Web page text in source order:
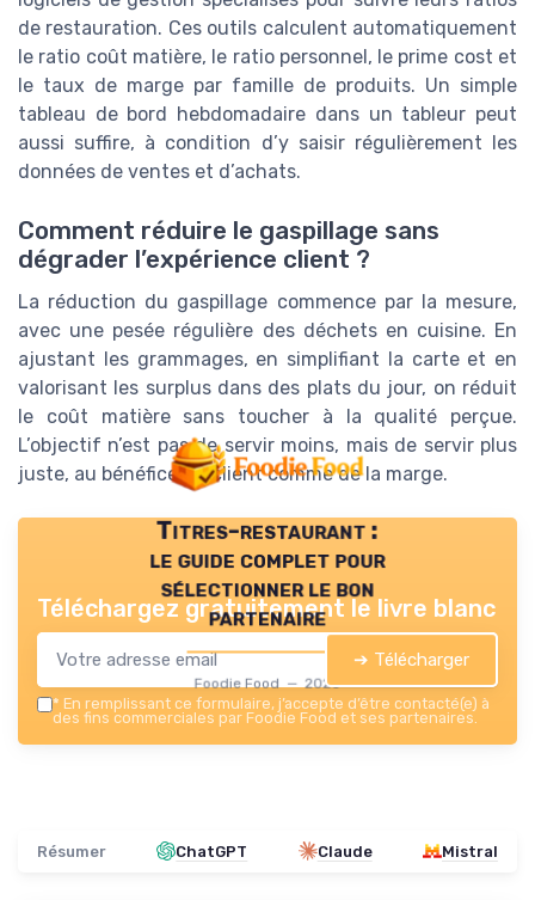
de restauration. Ces outils calculent automatiquement
le ratio coût matière, le ratio personnel, le prime cost et
le taux de marge par famille de produits. Un simple
tableau de bord hebdomadaire dans un tableur peut
aussi suffire, à condition d’y saisir régulièrement les
données de ventes et d’achats.
Comment réduire le gaspillage sans
dégrader l’expérience client ?
La réduction du gaspillage commence par la mesure,
avec une pesée régulière des déchets en cuisine. En
ajustant les grammages, en simplifiant la carte et en
valorisant les surplus dans des plats du jour, on réduit
le coût matière sans toucher à la qualité perçue.
L’objectif n’est pas de servir moins, mais de servir plus
juste, au bénéfice du client comme de la marge.
Titres-restaurant :
le guide complet pour
sélectionner le bon
partenaire
Foodie Food — 2026
Téléchargez gratuitement le livre blanc
➔ Télécharger
* En remplissant ce formulaire, j’accepte d’être contacté(e) à
des fins commerciales par Foodie Food et ses partenaires.
Résumer ChatGPT Claude Mistral